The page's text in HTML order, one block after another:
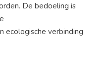
De bedoeling is
ecologische verbinding